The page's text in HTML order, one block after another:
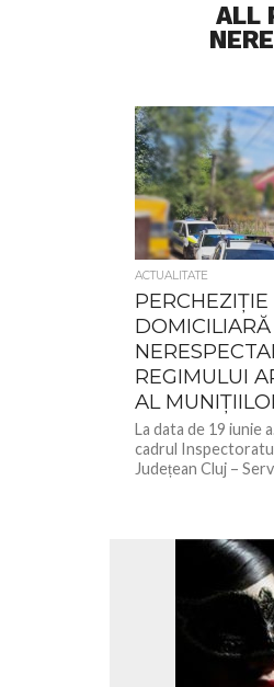
ALL
ACTUALITATE
PERCHEZIȚIE
REGIMULUI
AL
La data de 19 iunie
cadrul
Județean Cluj –